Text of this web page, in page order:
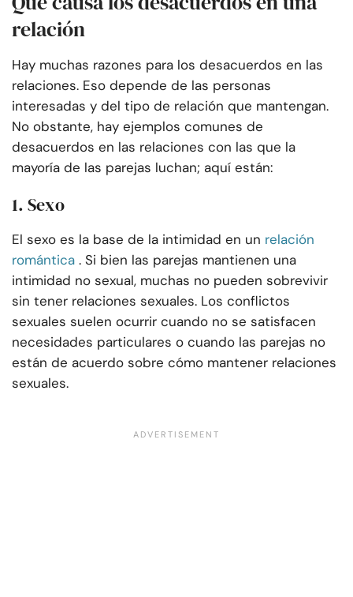
relación
Hay muchas razones para los desacuerdos en las
relaciones. Eso depende de las personas
interesadas y del tipo de relación que mantengan.
No obstante, hay ejemplos comunes de
desacuerdos en las relaciones con las que la
mayoría de las parejas luchan; aquí están:
1. Sexo
El sexo es la base de la intimidad en un relación
romántica . Si bien las parejas mantienen una
intimidad no sexual, muchas no pueden sobrevivir
sin tener relaciones sexuales. Los conflictos
sexuales suelen ocurrir cuando no se satisfacen
necesidades particulares o cuando las parejas no
están de acuerdo sobre cómo mantener relaciones
sexuales.